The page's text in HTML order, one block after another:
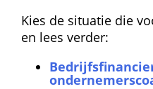
Kies de situatie die
en lees verder: